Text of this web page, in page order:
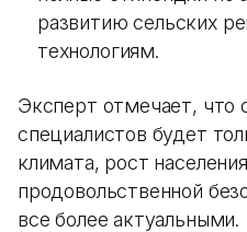
развитию сельских
технологиям.
Эксперт отмечает, что
специалистов будет
климата, рост
продовольственной
все более актуальными.